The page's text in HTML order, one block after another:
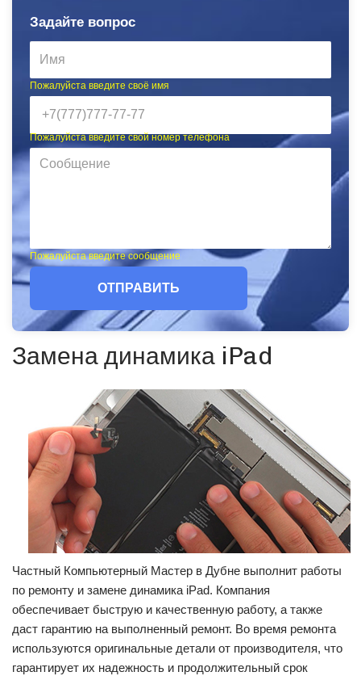
Задайте вопрос
Пожалуйста введите своё имя
Пожалуйста введите свой номер телефона
Пожалуйста введите сообщение
ОТПРАВИТЬ
Замена динамика iPad
Частный Компьютерный Мастер в Дубне выполнит работы
по ремонту и замене динамика iPad. Компания
обеспечивает быструю и качественную работу, а также
даст гарантию на выполненный ремонт. Во время ремонта
используются оригинальные детали от производителя, что
гарантирует их надежность и продолжительный срок